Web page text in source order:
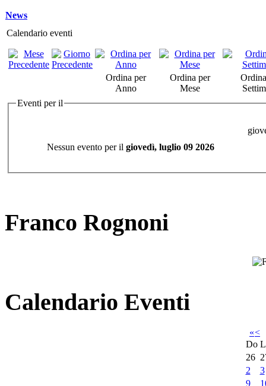
News
Calendario eventi
Ordina per
Anno
Ordina per
Mese
Eventi per il
Nessun evento per il giovedì, luglio 09 2026
Franco Rognoni
Calendario Eventi
«<
Do
26
2
3
9